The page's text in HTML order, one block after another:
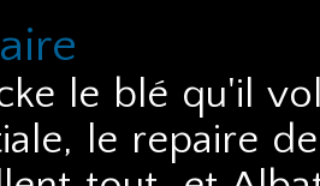
le blé qu'il
le repaire